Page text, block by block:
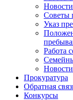
Советы
Указ
Работа
Прокуратура
Обратная
Конкурсы